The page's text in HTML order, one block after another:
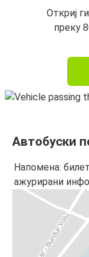
Откриј
преку
Автобуски
Напомена:
ажурирани